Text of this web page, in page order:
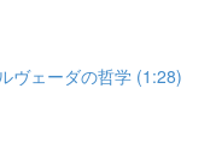
ヴェーダの哲学 (1:28)